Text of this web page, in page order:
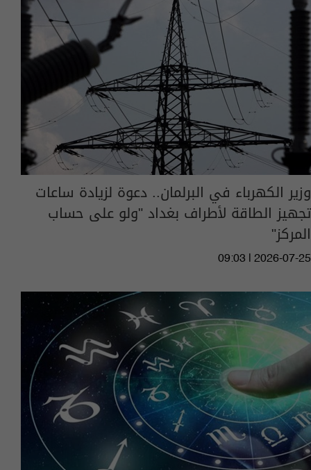
وزير الكهرباء في البرلمان.. دعوة لزيادة ساعات
تجهيز الطاقة لأطراف بغداد "ولو على حساب
المركز"
09:03 | 2026-07-25